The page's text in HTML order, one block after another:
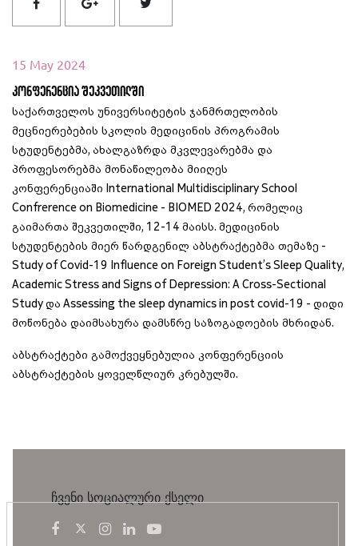
15 May 2024
კონფერენცია შეკვეთილში
საქართველოს უნივერსიტეტის ჯანმრთელობის
მეცნიერებების სკოლის მედიცინის პროგრამის
სტუდენტებმა ახალგაზრდა მკვლევარებმა და
პროფესორებმა მონაწილეობა მიიღეს
კონფერენციაში International Multidisciplinary School
Confrerence on Biomedicine - BIOMED 2024, რომელიც
გაიმართა შეკვეთილში , 12-14 მაისს მედიცინის
სტუდენტების მიერ წარდგენილ აბსტრაქტებმა თემაზე -
Study of Covid-19 Influence on Foreign Student’s Sleep Quality,
Academic Stress and Signs of Depression: A Cross-Sectional
Studyდა Assessing the sleep dynamics in post covid-19 - დიდი
მოწონება დაიმსახურა დამსწრე საზოგადოების მხრიდან
აბსტრაქტები გამოქვეყნებულია კონფერენციის
აბსტრაქტების ყოველწლიურ კრებულში
ჩვენი სოციალური ქსელი